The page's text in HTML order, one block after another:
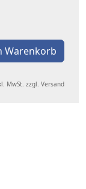
Warenkorb
MwSt. zzgl. Versand